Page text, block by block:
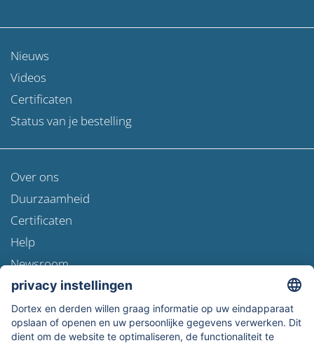
Nieuws
Videos
Certificaten
Status van je bestelling
Over ons
Duurzaamheid
Certificaten
Help
Newsroom
Verzendinformatie